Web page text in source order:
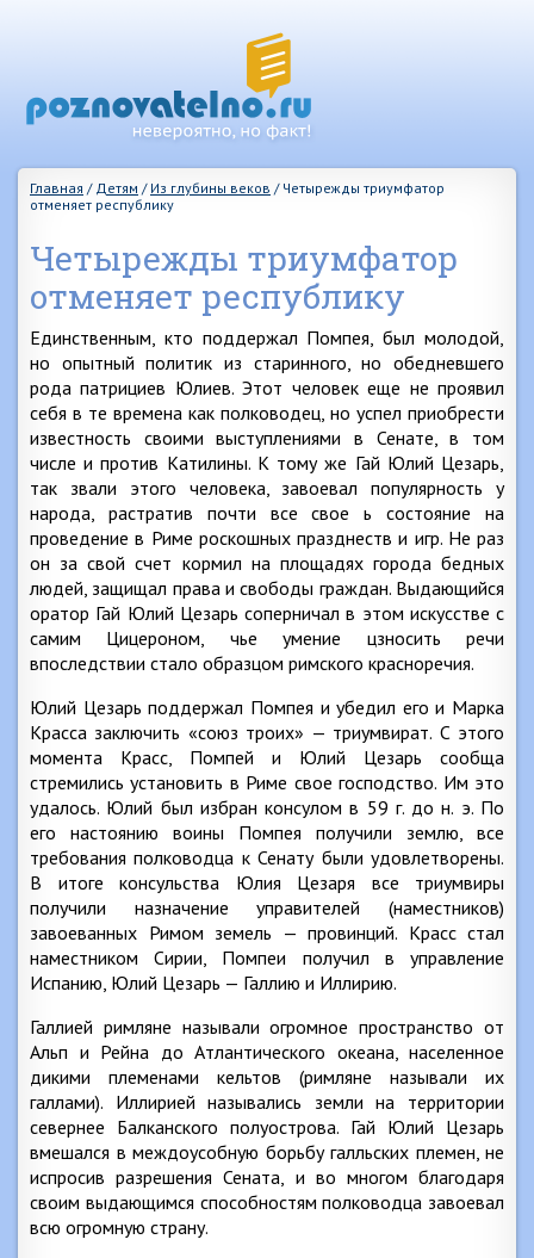
Главная / Детям / Из глубины веков / Четырежды триумфатор
отменяет республику
Четырежды триумфатор
отменяет республику
Единственным, кто поддержал Помпея, был молодой,
но опытный политик из старинного, но обедневшего
рода патрициев Юлиев. Этот человек еще не проявил
себя в те времена как полководец, но успел приобрести
известность своими выступлениями в Сенате, в том
числе и против Катилины. К тому же Гай Юлий Цезарь,
так звали этого человека, завоевал популярность у
народа, растратив почти все свое ь состояние на
проведение в Риме роскошных празднеств и игр. Не раз
он за свой счет кормил на площадях города бедных
людей, защищал права и свободы граждан. Выдающийся
оратор Гай Юлий Цезарь соперничал в этом искусстве с
самим Цицероном, чье умение цзносить речи
впоследствии стало образцом римского красноречия.
Юлий Цезарь поддержал Помпея и убедил его и Марка
Красса заключить «союз троих» — триумвират. С этого
момента Красс, Помпей и Юлий Цезарь сообща
стремились установить в Риме свое господство. Им это
удалось. Юлий был избран консулом в 59 г. до н. э. По
его настоянию воины Помпея получили землю, все
требования полководца к Сенату были удовлетворены.
В итоге консульства Юлия Цезаря все триумвиры
получили назначение управителей (наместников)
завоеванных Римом земель — провинций. Красс стал
наместником Сирии, Помпеи получил в управление
Испанию, Юлий Цезарь — Галлию и Иллирию.
Галлией римляне называли огромное пространство от
Альп и Рейна до Атлантического океана, населенное
дикими племенами кельтов (римляне называли их
галлами). Иллирией назывались земли на территории
севернее Балканского полуострова. Гай Юлий Цезарь
вмешался в междоусобную борьбу галльских племен, не
испросив разрешения Сената, и во многом благодаря
своим выдающимся способностям полководца завоевал
всю огромную страну.